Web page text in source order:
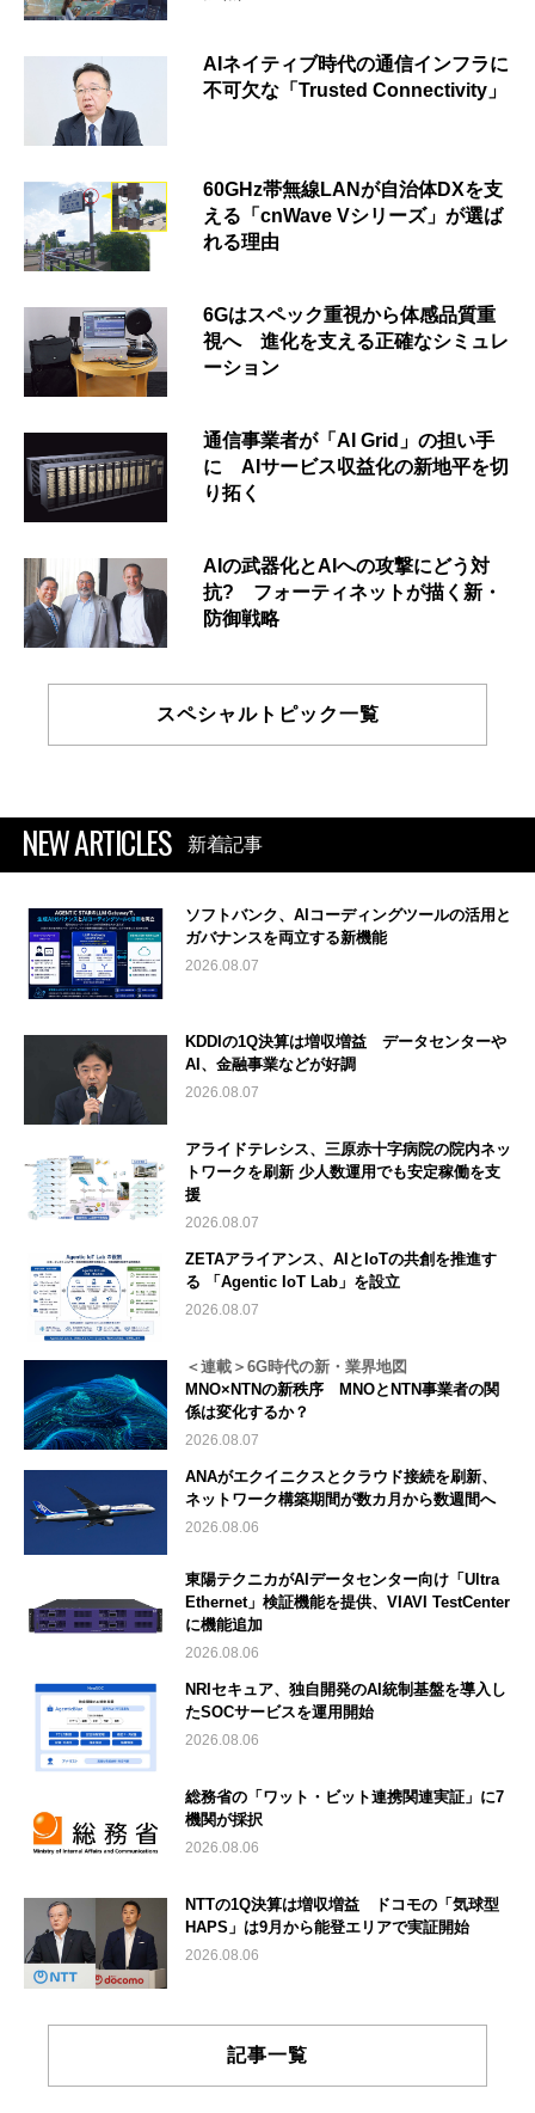
AIネイティブ時代の通信インフラに
不可欠な「Trusted Connectivity」
60GHz帯無線LANが自治体DXを支
える「cnWave Vシリーズ」が選ば
れる理由
6Gはスペック重視から体感品質重
視へ 進化を支える正確なシミュレ
ーション
通信事業者が「AI Grid」の担い手
に AIサービス収益化の新地平を切
り拓く
AIの武器化とAIへの攻撃にどう対
抗? フォーティネットが描く新・
防御戦略
スペシャルトピック一覧
NEW ARTICLES 新着記事
ソフトバンク、AIコーディングツールの活用と
ガバナンスを両立する新機能
2026.08.07
KDDIの1Q決算は増収増益 データセンターや
AI、金融事業などが好調
2026.08.07
アライドテレシス、三原赤十字病院の院内ネッ
トワークを刷新 少人数運用でも安定稼働を支
援
2026.08.07
ZETAアライアンス、AIとIoTの共創を推進す
る 「Agentic IoT Lab」を設立
2026.08.07
＜連載＞6G時代の新・業界地図
MNO×NTNの新秩序 MNOとNTN事業者の関
係は変化するか？
2026.08.07
ANAがエクイニクスとクラウド接続を刷新、
ネットワーク構築期間が数カ月から数週間へ
2026.08.06
東陽テクニカがAIデータセンター向け「Ultra
Ethernet」検証機能を提供、VIAVI TestCenter
に機能追加
2026.08.06
NRIセキュア、独自開発のAI統制基盤を導入し
たSOCサービスを運用開始
2026.08.06
総務省の「ワット・ビット連携関連実証」に7
機関が採択
2026.08.06
NTTの1Q決算は増収増益 ドコモの「気球型
HAPS」は9月から能登エリアで実証開始
2026.08.06
記事一覧